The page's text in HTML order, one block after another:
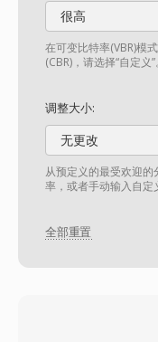
很高
在可变比特率(VBR)模
(CBR)，请选择“自定义”。
调整大小:
无更改
从预定义的最受欢迎
率，或者手动输入自定
全部重置